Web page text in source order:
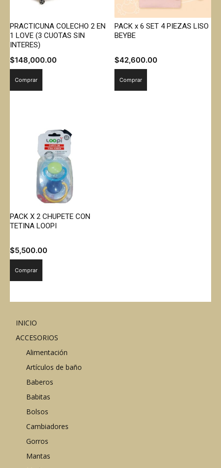
PRACTICUNA COLECHO 2 EN
1 LOVE (3 CUOTAS SIN
INTERES)
$148,000.00
Comprar
PACK x 6 SET 4 PIEZAS LISO
BEYBE
$42,600.00
Comprar
PACK X 2 CHUPETE CON
TETINA LOOPI
$5,500.00
Comprar
INICIO
ACCESORIOS
Alimentación
Artículos de baño
Baberos
Babitas
Bolsos
Cambiadores
Gorros
Mantas